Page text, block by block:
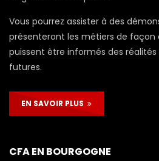
Vous pourrez assister à des
présenteront les métiers de façon
puissent être informés des
futures.
EN SAVOIR PLUS
CFA EN BOURGOGNE